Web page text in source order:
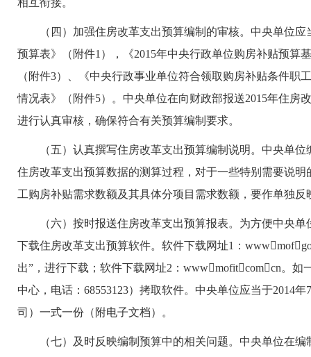
相互衔接。
（四）加强住房改革支出预算编制的审核。中央单位应
预算表》（附件1），《2015年中央行政单位购房补贴预算
（附件3）、《中央行政事业单位符合领取购房补贴条件职
情况表》（附件5）。中央单位在向财政部报送2015年住
进行认真审核，确保符合有关预算编制要求。
（五）认真撰写住房改革支出预算编制说明。中央单位
住房改革支出预算数据的测算过程，对于一些特别需要说
工购房补贴需求数额及其具体分项目需求数额，要作单独
（六）按时报送住房改革支出预算报表。为方便中央单
下载住房改革支出预算软件。软件下载网址1：
出”，进行下载；软件下载网址2：wwwmofitcomcn。
中心，电话：68553123）拷取软件。中央单位应当于2014
司）一式一份（附电子文档）。
（七）及时反映编制预算中的相关问题。中央单位在编